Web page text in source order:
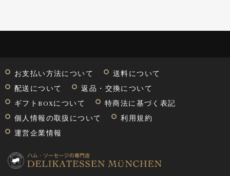
お支払い方法について
送料について
配送について
返品・交換について
ギフトBOXについて
特商法に基づく表記
個人情報の取扱について
利用規約
運営企業情報